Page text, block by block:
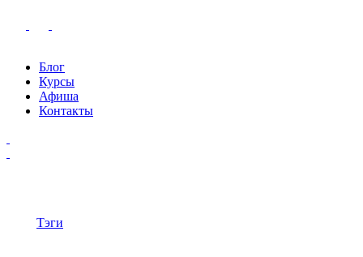
Блог
Курсы
Афиша
Контакты
Тэги